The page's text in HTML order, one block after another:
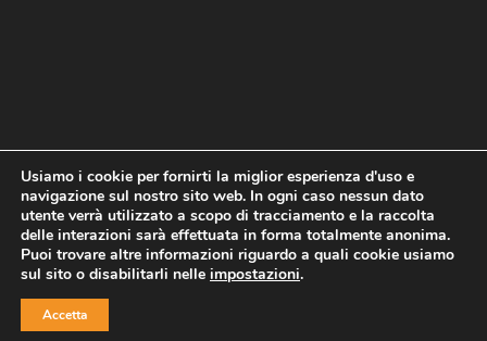
Home Statuto e bilancio
Contatti
Privacy
Cookie Child Protection Policy
Copyright © 2021 AddioPizzo | Tutti i diritti riservati | Sede
Usiamo i cookie per fornirti la miglior esperienza d'uso e
navigazione sul nostro sito web. In ogni caso nessun dato
utente verrà utilizzato a scopo di tracciamento e la raccolta
delle interazioni sarà effettuata in forma totalmente anonima.
Puoi trovare altre informazioni riguardo a quali cookie usiamo
sul sito o disabilitarli nelle impostazioni.
Accetta